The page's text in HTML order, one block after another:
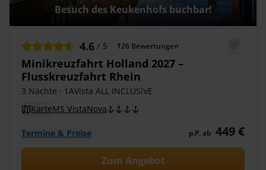
Besuch des Keukenhofs buchbar!
4.6 / 5 126 Bewertungen
Minikreuzfahrt Holland 2027 –
Flusskreuzfahrt Rhein
3 Nächte · 1AVista ALL INCLUSIVE
KarteMS VistaNova
Termine & Preise p.P. ab 449 €
Zum Angebot